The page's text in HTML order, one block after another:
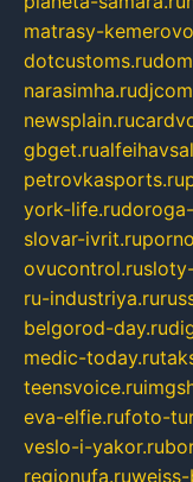
matrasy-
dotcustoms.ru
narasimha.ru
newsplain.ru
gbget.ru
petrovkasports.ru
york-life.ru
slovar-ivrit.ru
ovucontrol.ru
ru-industriya.ru
belgorod-day.ru
medic-today.ru
teensvoice.ru
eva-elfie.rufoto-
veslo-i-yakor.ru
regionufa.ru